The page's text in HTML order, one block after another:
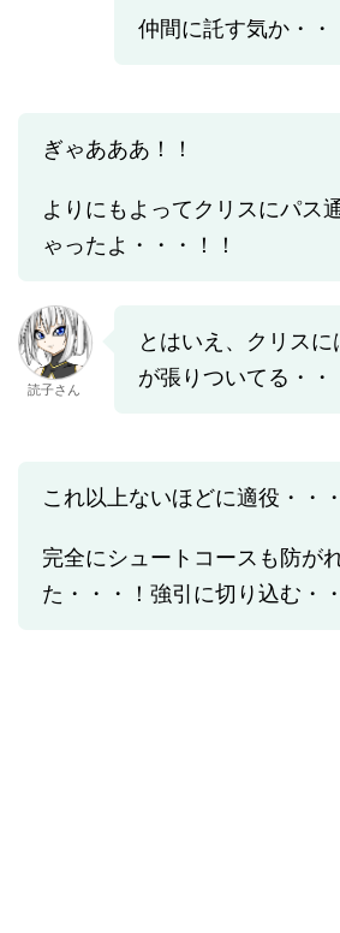
仲間に託す気か・・
ぎゃあああ！！
よりにもよってクリスにパス
ゃったよ・・・！！
読子さん
とはいえ、クリス
が張りついてる・・
これ以上ないほどに適役・・
完全にシュートコースも防が
た・・・！強引に切り込む・